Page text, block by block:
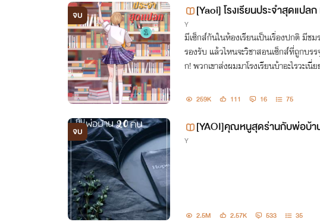
จบ [Yaoi] โรงเรียนประจำสุดแปล
Y
มีเซ็กส์กันในห้องเรียนเป็นเรื่องปกติ มีชม
รองรับ แล้วไหนจะวิชาสอนเซ็กส์ที่ถูกบรร
ก! พวกเขาส่งผมมาโรงเรียนบ้าอะไรวะเนี่
259K 111 16 75
จบ [YAOI]คุณหนูสุดร่านกับพ่อบ้า
Y
2.5M 2.57K 533 35